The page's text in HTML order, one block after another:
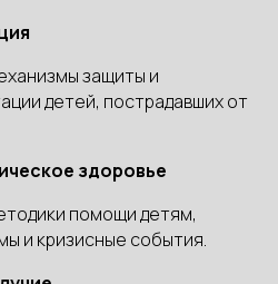
защиты и
детей, пострадавших от
здоровье
помощи детям,
и кризисные события.